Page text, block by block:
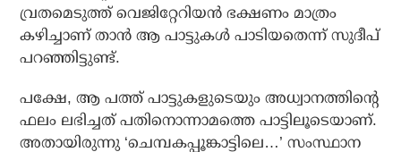
വ്രതമെടുത്ത് വെജിറ്റേറിയന്‍ ഭക്ഷണം മാത്രം
കഴിച്ചാണ് താന്‍ ആ പാട്ടുകള്‍ പാടിയതെന്ന് സുദീപ്
പറഞ്ഞിട്ടുണ്ട്.
പക്ഷേ, ആ പത്ത് പാട്ടുകളുടെയും അധ്വാനത്തിന്റെ
ഫലം ലഭിച്ചത് പതിനൊന്നാമത്തെ പാട്ടിലൂടെയാണ്.
അതായിരുന്നു ‘ചെമ്പകപ്പൂങ്കാട്ടിലെ…’ സംസ്ഥാന